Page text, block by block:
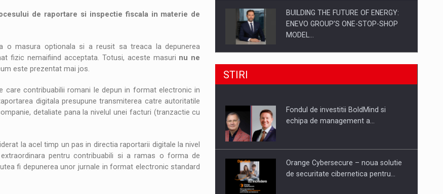
de raportare si inspectie fiscala in materie de
o masura optionala si a reusit sa treaca la depunerea
fizic nemaifiind acceptata. Totusi, aceste masuri nu ne
este prezentat mai jos.
care contribuabilii romani le depun in format electronic in
digitala presupune transmiterea catre autoritatile
detaliate pana la nivelul unei facturi (tranzactie cu
la acel timp un pas in directia raportarii digitale la nivel
pentru contribuabili si a ramas o forma de
fi depunerea unor jurnale in format electronic standard
BUILDING THE FUTURE OF ENERGY:
ENEVO GROUP’S ONE-STOP-SHOP
MODEL…
ROOTED IN ROMANIA, BUILT TO
PUTTING ROMANIAN CORPORATE
STIRI
Fondul de investitii BoldMind si
echipa de management a…
Orange Cybersecure – noua solutie
de securitate cibernetica pentru…